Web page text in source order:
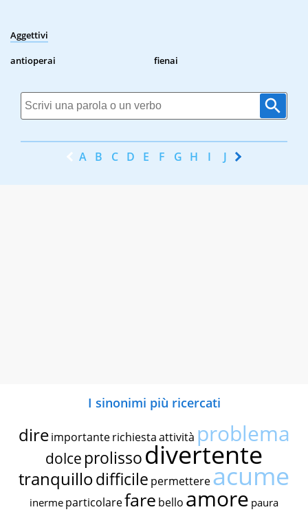
Aggettivi
antioperai fienai
A B C D E F G H I J K
I sinonimi più ricercati
dire importante richiestaattività problema
dolce prolissodivertente
tranquillodifficile permettereacume
inerme particolarefare bello amore paura